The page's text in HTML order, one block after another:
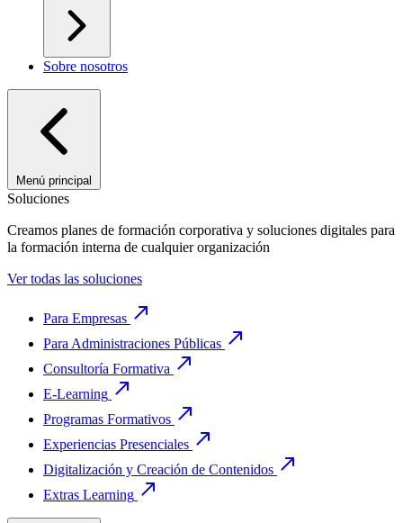
Sobre nosotros
Menú principal
Soluciones
Creamos planes de formación corporativa y soluciones digitales para
la formación interna de cualquier organización
Ver todas las soluciones
Para Empresas
Para Administraciones Públicas
Consultoría Formativa
E-Learning
Programas Formativos
Experiencias Presenciales
Digitalización y Creación de Contenidos
Extras Learning